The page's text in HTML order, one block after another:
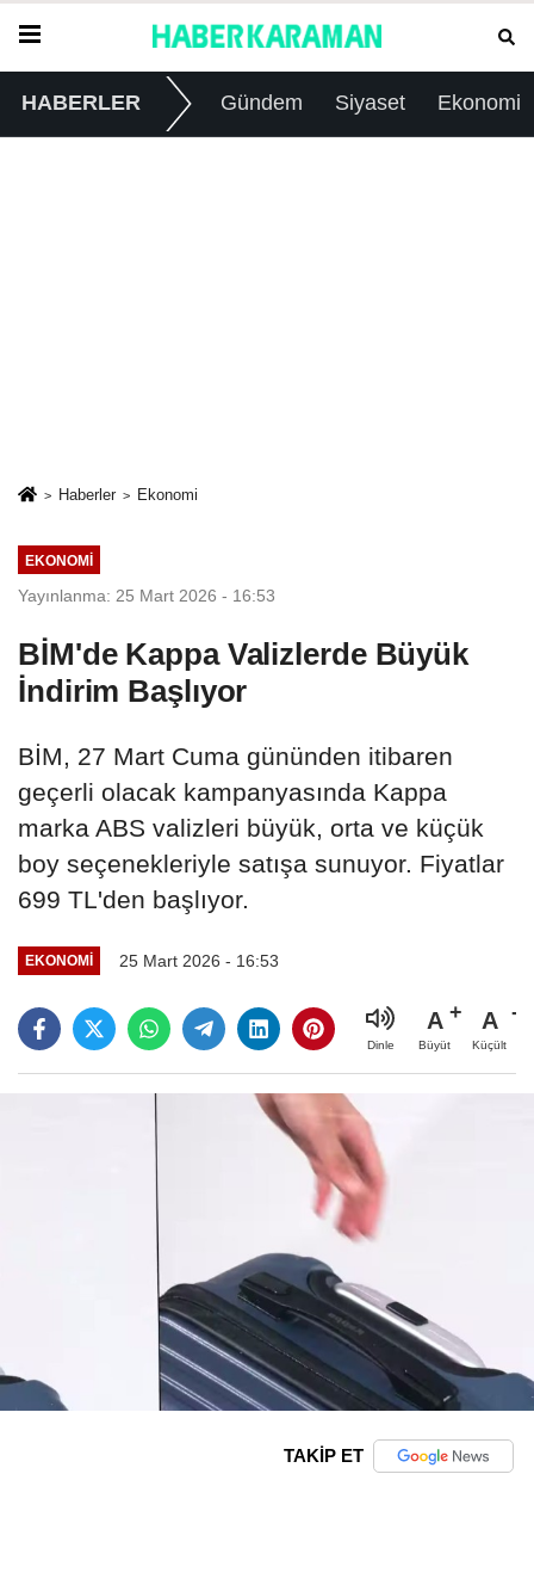
HABERLER Gündem Siyaset Ekonomi
Haberler Ekonomi
EKONOMI
Yayınlanma: 25 Mart 2026 - 16:53
BİM'de Kappa Valizlerde Büyük
İndirim Başlıyor
BİM, 27 Mart Cuma gününden itibaren
geçerli olacak kampanyasında Kappa
marka ABS valizleri büyük, orta ve küçük
boy seçenekleriyle satışa sunuyor. Fiyatlar
699 TL'den başlıyor.
EKONOMI 25 Mart 2026 - 16:53
Dinle
A
Büyüt
A
Küçült
TAKİP ET